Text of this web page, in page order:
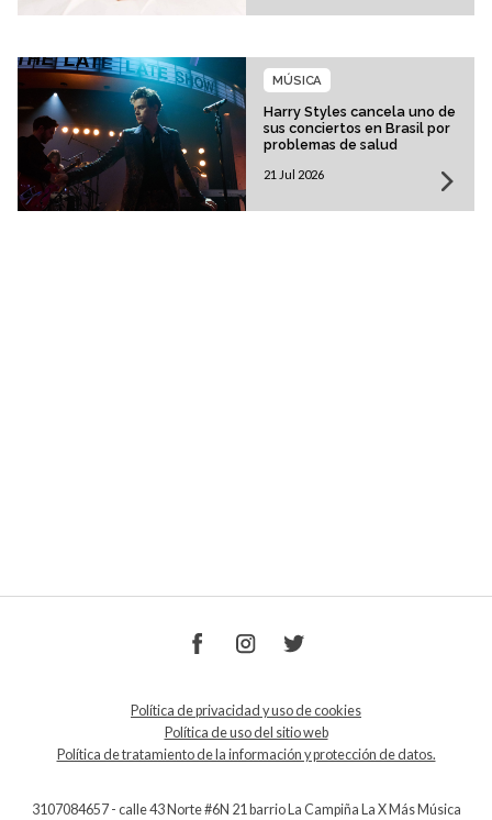
Harry Styles cancela uno de
sus conciertos en Brasil por
problemas de salud
MÚSICA
21 Jul 2026
Política de privacidad y uso de cookies
Política de uso del sitio web
Política de tratamiento de la información y protección de datos.
3107084657 - calle 43 Norte #6N 21 barrio La Campiña La X Más Música